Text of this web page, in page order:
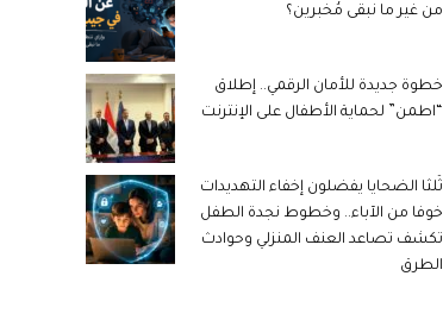
من غير ما نبقى مُخبرين؟
خطوة جديدة للأمان الرقمي.. إطلاق
“اطمن” لحماية الأطفال على الإنترنت
ثُلثا الضحايا يفضلون إخفاء التهديدات
خوفا من الآباء.. وخطوط نجدة الطفل
تكشف تصاعد العنف المنزلي وحوادث
الطرق